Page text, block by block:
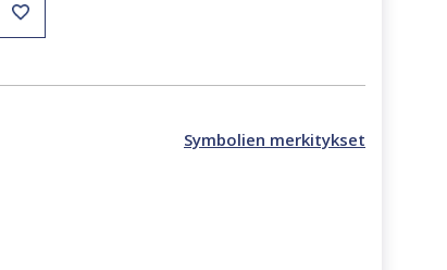
Symbolien merkitykset